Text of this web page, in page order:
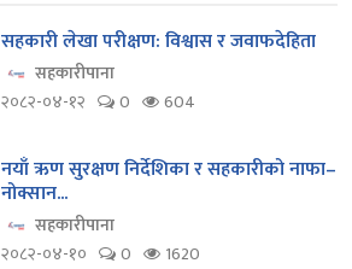
सहकारी लेखा परीक्षण: विश्वास र जवाफदेहिता
सहकारीपाना
२०८२-०४-१२
0 604
नयाँ ऋण सुरक्षण निर्देशिका र सहकारीको नाफा–
नोक्सान...
सहकारीपाना
२०८२-०४-१०
0 1620